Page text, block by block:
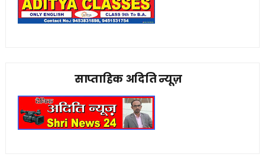
साप्ताहिक अदिति न्यूज़